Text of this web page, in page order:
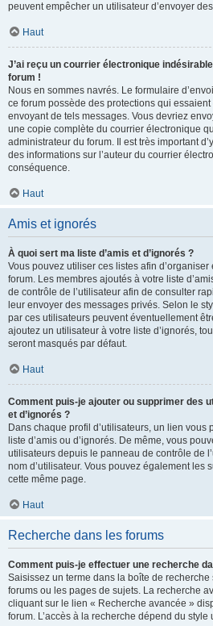
peuvent empêcher un utilisateur d’envoyer
Haut
J’ai reçu un courrier électronique
forum !
Nous en sommes navrés. Le formulaire
ce forum possède des protections qui
envoyant de tels messages. Vous devriez
une copie complète du courrier électronique
administrateur du forum. Il est très important
des informations sur l’auteur du courrier
conséquence.
Haut
Amis et ignorés
À quoi sert ma liste d’amis et d’ignorés ?
Vous pouvez utiliser ces listes afin
forum. Les membres ajoutés à votre liste
de contrôle de l’utilisateur afin de consulter
leur envoyer des messages privés. Selon le
par ces utilisateurs peuvent éventuellement
ajoutez un utilisateur à votre liste d’ignorés,
seront masqués par défaut.
Haut
Comment puis-je ajouter ou supprimer des
et d’ignorés ?
Dans chaque profil d’utilisateurs, un lien vous
liste d’amis ou d’ignorés. De même, vous
utilisateurs depuis le panneau de contrôle de
nom d’utilisateur. Vous pouvez également les
cette même page.
Haut
Recherche dans les forums
Comment puis-je effectuer une recherche
Saisissez un terme dans la boîte de recherche
forums ou les pages de sujets. La recherche
cliquant sur le lien « Recherche avancée »
forum. L’accès à la recherche dépend du style